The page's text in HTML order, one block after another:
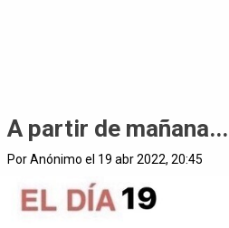
A partir de mañana...
Por Anónimo el 19 abr 2022, 20:45